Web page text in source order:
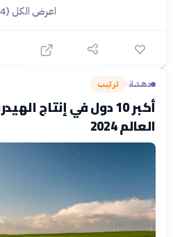
اعرض الكل (14) ←
دهشة› ترتيب
أكبر 10 دول في إنتاج
العالم 2024